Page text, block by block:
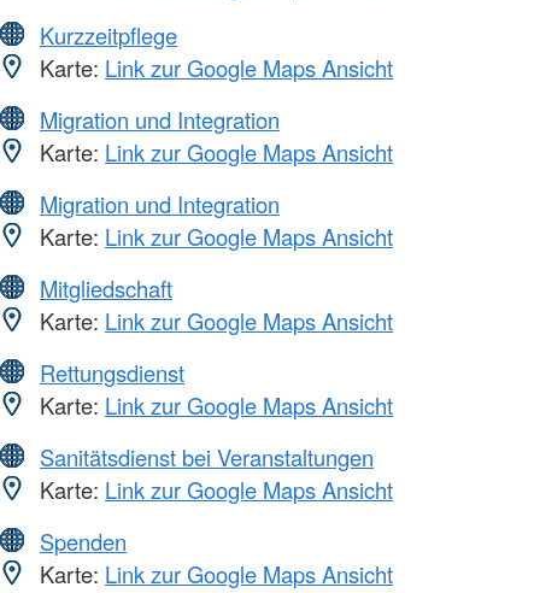
Kurzzeitpflege
Karte: Link zur Google Maps Ansicht
Migration und Integration
Karte: Link zur Google Maps Ansicht
Migration und Integration
Karte: Link zur Google Maps Ansicht
Mitgliedschaft
Karte: Link zur Google Maps Ansicht
Rettungsdienst
Karte: Link zur Google Maps Ansicht
Sanitätsdienst bei Veranstaltungen
Karte: Link zur Google Maps Ansicht
Spenden
Karte: Link zur Google Maps Ansicht